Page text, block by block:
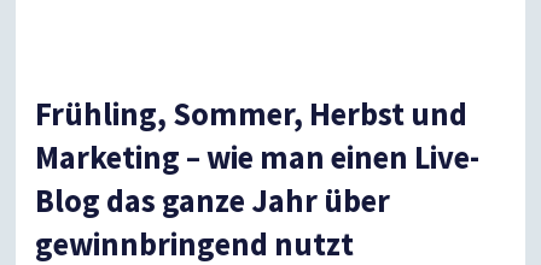
Frühling, Sommer, Herbst und
Marketing – wie man einen Live-
Blog das ganze Jahr über
gewinnbringend nutzt